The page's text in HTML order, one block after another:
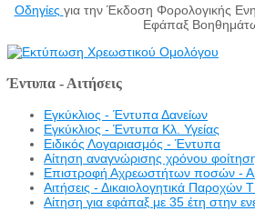
Οδηγίες για την Έκδοση Φορολογικής
Εφάπαξ
Έντυπα - Αιτήσεις
Εγκύκλιος - Έντυπα Δανείων
Εγκύκλιος - Έντυπα Κλ. Υγείας
Eιδικός Λογαριασμός - Έντυπα
Αίτηση αναγνώρισης χρόνου
Επιστροφή Αχρεωστήτων ποσών -
Αιτήσεις - Δικαιολογητικά Παροχών
Αίτηση για εφάπαξ με 35 έτη στην